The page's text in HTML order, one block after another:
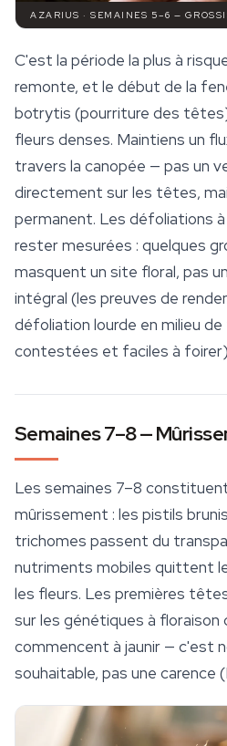
AZARIUS · SEMAINES 5–6 —
C'est la période la plus à
remonte, et le début de la
botrytis (pourriture des
fleurs denses. Maintiens un
travers la canopée — pas un
directement sur les têtes,
permanent. Les défoliations
rester mesurées : quelques
masquent un site floral, pas
intégral (les preuves de
défoliation lourde en milieu
contestées et faciles à
Semaines 7–8 —
Les semaines 7–8
mûrissement : les pistils
trichomes passent du
nutriments mobiles quittent
les fleurs. Les premières
sur les génétiques à floraison
commencent à jaunir — c'est
souhaitable, pas une carence